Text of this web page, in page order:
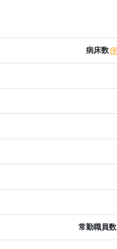
病床数
常勤職員数